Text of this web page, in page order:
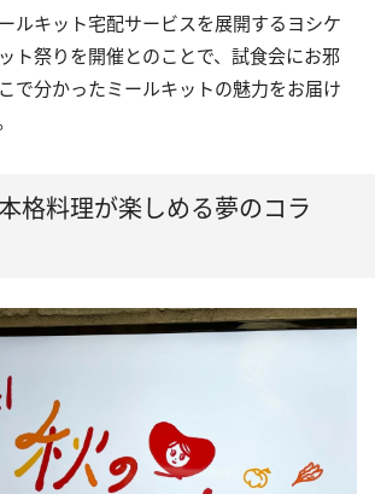
ルキット宅配サービスを展開するヨシケ
ト祭りを開催とのことで、試食会にお邪
分かったミールキットの魅力をお届け
格料理が楽しめる夢のコラ